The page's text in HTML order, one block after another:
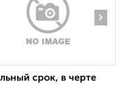
›
срок, в черте